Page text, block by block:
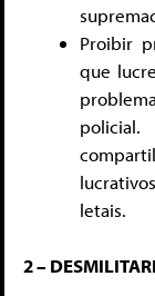
Proibir
que
letais.
2 –